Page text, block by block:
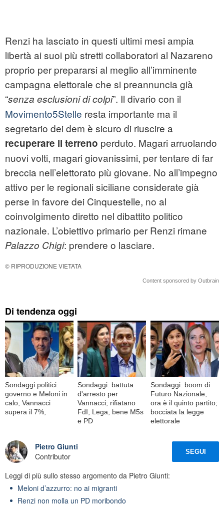
Renzi ha lasciato in questi ultimi mesi ampia
libertà ai suoi più stretti collaboratori al Nazareno
proprio per prepararsi al meglio all’imminente
campagna elettorale che si preannuncia già
“senza esclusioni di colpi”. Il divario con il
Movimento5Stelle resta importante ma il
segretario dei dem è sicuro di riuscire a
recuperare il terreno perduto. Magari arruolando
nuovi volti, magari giovanissimi, per tentare di far
breccia nell’elettorato più giovane. No all’impegno
attivo per le regionali siciliane considerate già
perse in favore dei Cinquestelle, no al
coinvolgimento diretto nel dibattito politico
nazionale. L’obiettivo primario per Renzi rimane
Palazzo Chigi: prendere o lasciare.
© RIPRODUZIONE VIETATA
Content sponsored by Outbrain
Di tendenza oggi
Sondaggi politici:
governo e Meloni in
calo, Vannacci
supera il 7%,
Sondaggi: battuta
d'arresto per
Vannacci; rifiatano
FdI, Lega, bene M5s
e PD
Sondaggi: boom di
Futuro Nazionale,
ora è il quinto partito;
bocciata la legge
elettorale
Pietro Giunti
Contributor
SEGUI
Leggi di più sullo stesso argomento da Pietro Giunti:
Meloni d’azzurro: no ai migranti
Renzi non molla un PD moribondo